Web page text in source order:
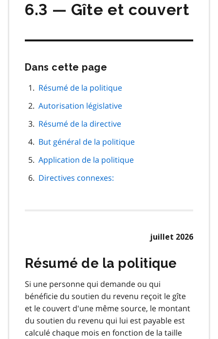
6.3 — Gîte et couvert
Dans cette page
navigation
page
Résumé de la politique
Autorisation législative
Résumé de la directive
But général de la politique
Application de la politique
Directives connexes:
juillet 2026
Résumé de la politique
Si une personne qui demande ou qui
bénéficie du soutien du revenu reçoit le gîte
et le couvert d'une même source, le montant
du soutien du revenu qui lui est payable est
calculé chaque mois en fonction de la taille